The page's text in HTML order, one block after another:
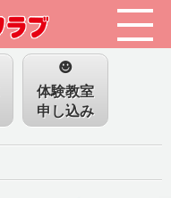
体験教室
申し込み